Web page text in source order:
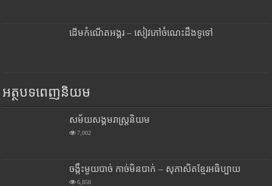
ដើមកំណើតអង្គរ – សៀវភៅចំណេះដឹងទូទៅ
អត្ថបទពេញនិយម
សម័យសង្គមរាស្រ្តនិយម
7,002
ចង្កឹះមួយបាច់ កាច់មិនបាក់ – សុភាសិតខ្មែរអធិប្បាយ
6,858